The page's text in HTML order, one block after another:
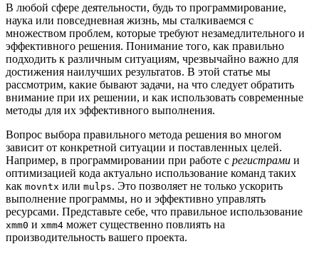
В любой сфере деятельности, будь то программирование,
наука или повседневная жизнь, мы сталкиваемся с
множеством проблем, которые требуют незамедлительного и
эффективного решения. Понимание того, как правильно
подходить к различным ситуациям, чрезвычайно важно для
достижения наилучших результатов. В этой статье мы
рассмотрим, какие бывают задачи, на что следует обратить
внимание при их решении, и как использовать современные
методы для их эффективного выполнения.
Вопрос выбора правильного метода решения во многом
зависит от конкретной ситуации и поставленных целей.
Например, в программировании при работе с регистрами и
оптимизацией кода актуально использование команд таких
как movntx или mulps. Это позволяет не только ускорить
выполнение программы, но и эффективно управлять
ресурсами. Представьте себе, что правильное использование
xmm0 и xmm4 может существенно повлиять на
производительность вашего проекта.